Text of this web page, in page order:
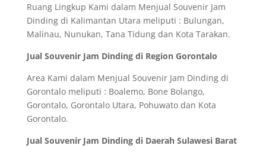
Ruang Lingkup Kami dalam Menjual Souvenir Jam
Dinding di Kalimantan Utara meliputi : Bulungan,
Malinau, Nunukan, Tana Tidung dan Kota Tarakan.
Jual Souvenir Jam Dinding di Region Gorontalo
Area Kami dalam Menjual Souvenir Jam Dinding di
Gorontalo meliputi : Boalemo, Bone Bolango,
Gorontalo, Gorontalo Utara, Pohuwato dan Kota
Gorontalo.
Jual Souvenir Jam Dinding di Daerah Sulawesi Barat